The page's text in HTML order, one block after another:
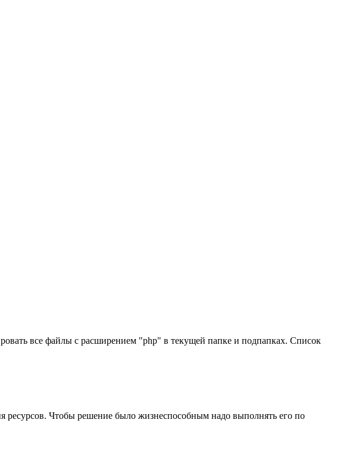
все файлы с расширением "php" в текущей папке и подпапках. Список
ресурсов. Чтобы решение было жизнеспособным надо выполнять его по